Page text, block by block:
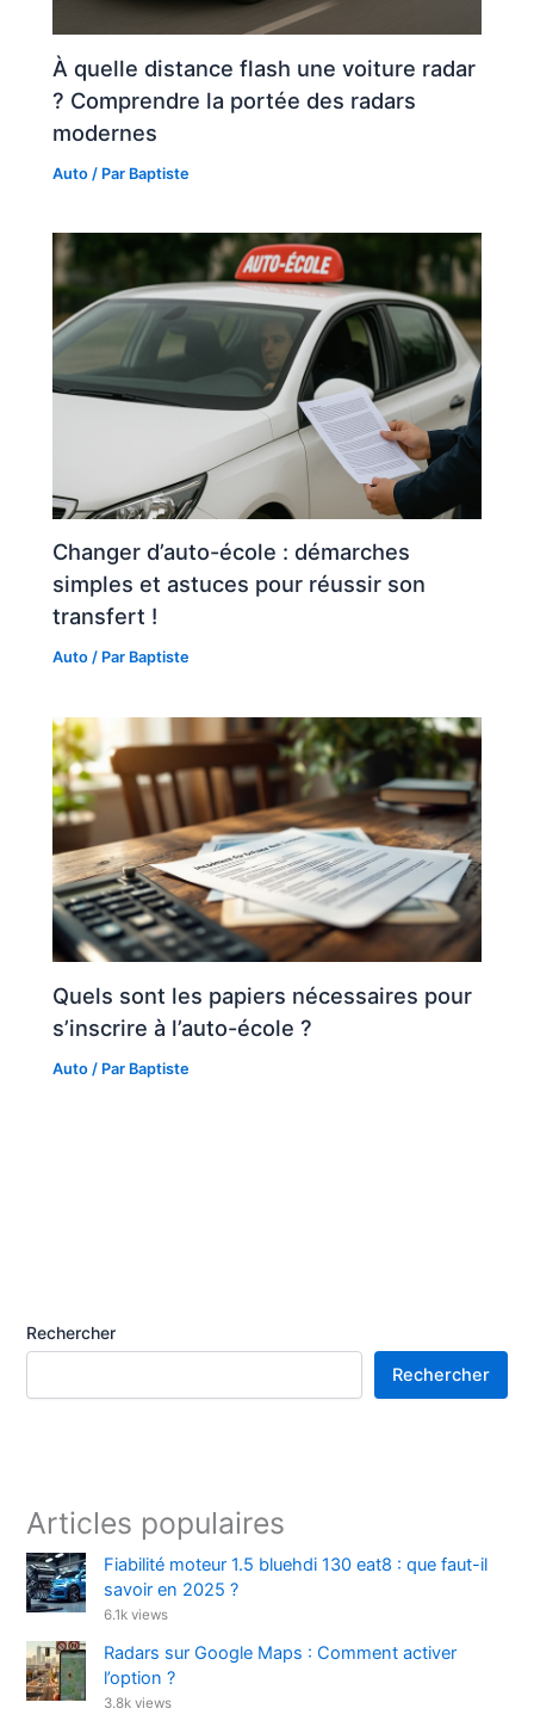
À quelle distance flash une voiture radar
? Comprendre la portée des radars
modernes
Auto / Par Baptiste
Changer d’auto-école : démarches
simples et astuces pour réussir son
transfert !
Auto / Par Baptiste
Quels sont les papiers nécessaires pour
s’inscrire à l’auto-école ?
Auto / Par Baptiste
Rechercher
Rechercher
Articles populaires
Fiabilité moteur 1.5 bluehdi 130 eat8 : que faut-il
savoir en 2025 ?
6.1k views
Radars sur Google Maps : Comment activer
l’option ?
3.8k views